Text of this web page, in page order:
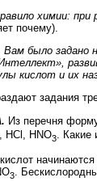
химии: при
почему).
Вам было задано
кислот и их
задания
Из перечня
, HCl, HNO3. Какие
3.